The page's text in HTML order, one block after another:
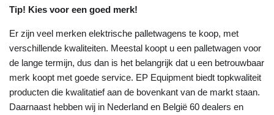
Tip! Kies voor een goed merk!
Er zijn veel merken elektrische palletwagens te koop, met
verschillende kwaliteiten. Meestal koopt u een palletwagen voor
de lange termijn, dus dan is het belangrijk dat u een betrouwbaar
merk koopt met goede service. EP Equipment biedt topkwaliteit
producten die kwalitatief aan de bovenkant van de markt staan.
Daarnaast hebben wij in Nederland en België 60 dealers en